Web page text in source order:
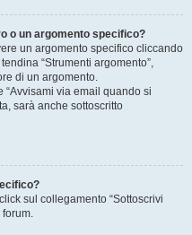
o un argomento specifico?
un argomento specifico cliccando
“Strumenti argomento”,
di un argomento.
via email quando si
sarà anche sottoscritto
sul collegamento “Sottoscrivi
forum.